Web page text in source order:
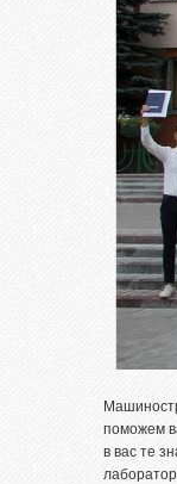
поможем
в вас те